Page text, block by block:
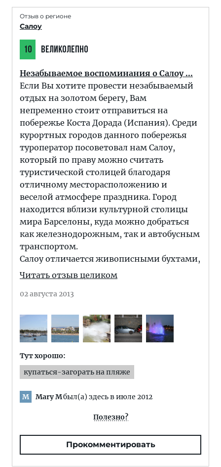
Отзыв о регионе
Салоу
10 ВЕЛИКОЛЕПНО
Незабываемое воспоминания о Салоу ...
Если Вы хотите провести незабываемый
отдых на золотом берегу, Вам
непременно стоит отправиться на
побережье Коста Дорада (Испания). Среди
курортных городов данного побережья
туроператор посоветовал нам Салоу,
который по праву можно считать
туристической столицей благодаря
отличному месторасположению и
веселой атмосфере праздника. Город
находится вблизи культурной столицы
мира Барселоны, куда можно добраться
как железнодорожным, так и автобусным
транспортом.
Салоу отличается живописными бухтами,
Читать отзыв целиком
02 августа 2013
Тут хорошо:
купаться-загорать на пляже
M Mary Mбыл(а) здесь в июле 2012
Полезно?
Прокомментировать